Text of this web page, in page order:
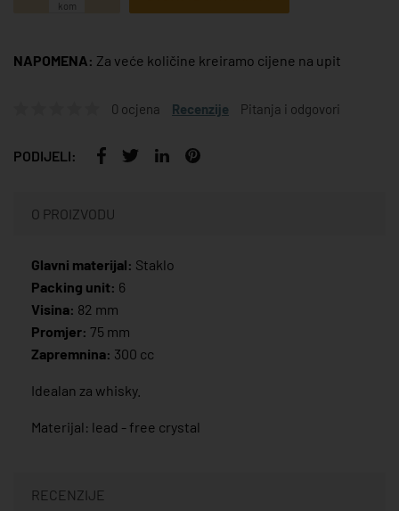
kom
NAPOMENA: Za veće količine kreiramo cijene na upit
0 ocjena Recenzije Pitanja i odgovori
PODIJELI:
O PROIZVODU
Glavni materijal: Staklo
Packing unit: 6
Visina: 82 mm
Promjer: 75 mm
Zapremnina: 300 cc
Idealan za whisky.
Materijal: lead - free crystal
RECENZIJE